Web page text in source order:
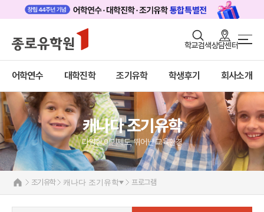
학교검색상담센터
어학연수 대학진학 조기유학 학생후기 회사소개
로그인 회원가입
어학연수
대학진학
조기/캠프
프로그램
학생후기
고객서비스
유학가이드
미국
캐나다
캐나다 조기유학 안내
프로그램
공립유학
국제학교
관리유학
보딩스쿨
캐나다 조기유학
다양한 이민제도, 뛰어난 교육환경
조기유학 캐나다 조기유학 프로그램